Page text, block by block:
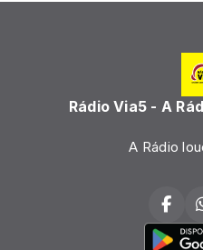
Rádio Via5 - A
A Rádio